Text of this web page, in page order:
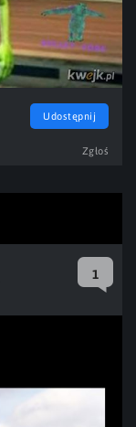
Udostępnij
Zgłoś
1